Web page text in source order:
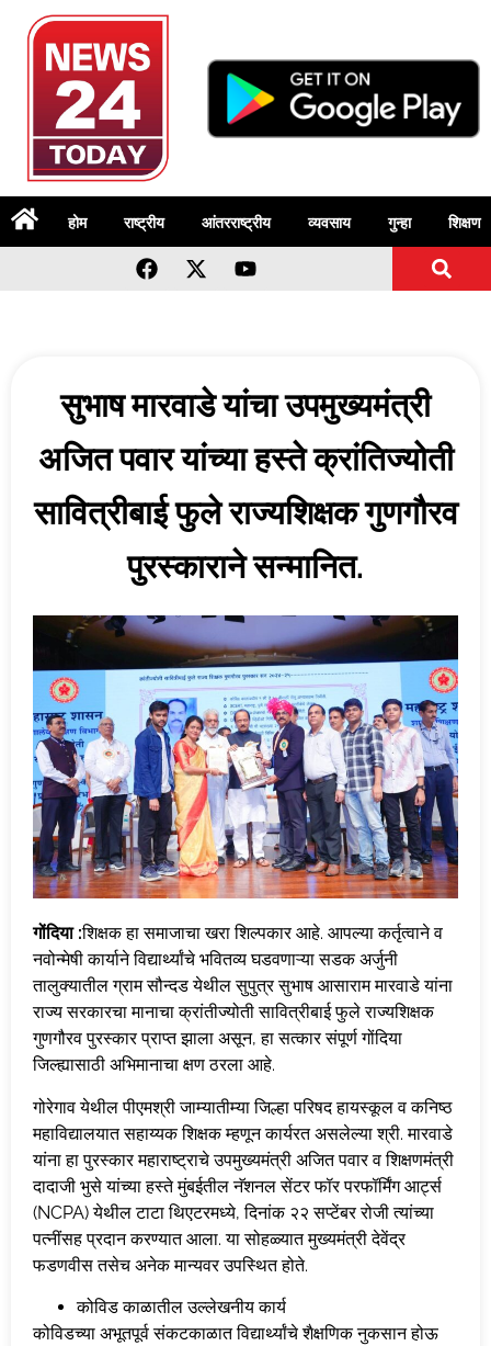
होम राष्ट्रीय आंतरराष्ट्रीय व्यवसाय गुन्हा शिक्षण
सुभाष मारवाडे यांचा उपमुख्यमंत्री
अजित पवार यांच्या हस्ते क्रांतिज्योती
सावित्रीबाई फुले राज्यशिक्षक गुणगौरव
पुरस्काराने सन्मानित.
गोंदिया :शिक्षक हा समाजाचा खरा शिल्पकार आहे. आपल्या कर्तृत्वाने व
नवोन्मेषी कार्याने विद्यार्थ्यांचे भवितव्य घडवणाऱ्या सडक अर्जुनी
तालुक्यातील ग्राम सौन्दड येथील सुपुत्र सुभाष आसाराम मारवाडे यांना
राज्य सरकारचा मानाचा क्रांतीज्योती सावित्रीबाई फुले राज्यशिक्षक
गुणगौरव पुरस्कार प्राप्त झाला असून, हा सत्कार संपूर्ण गोंदिया
जिल्ह्यासाठी अभिमानाचा क्षण ठरला आहे.
गोरेगाव येथील पीएमश्री जाम्यातीम्या जिल्हा परिषद हायस्कूल व कनिष्ठ
महाविद्यालयात सहाय्यक शिक्षक म्हणून कार्यरत असलेल्या श्री. मारवाडे
यांना हा पुरस्कार महाराष्ट्राचे उपमुख्यमंत्री अजित पवार व शिक्षणमंत्री
दादाजी भुसे यांच्या हस्ते मुंबईतील नॅशनल सेंटर फॉर परफॉर्मिंग आर्ट्स
(NCPA) येथील टाटा थिएटरमध्ये, दिनांक २२ सप्टेंबर रोजी त्यांच्या
पत्नींसह प्रदान करण्यात आला. या सोहळ्यात मुख्यमंत्री देवेंद्र
फडणवीस तसेच अनेक मान्यवर उपस्थित होते.
कोविड काळातील उल्लेखनीय कार्य
कोविडच्या अभूतपूर्व संकटकाळात विद्यार्थ्यांचे शैक्षणिक नुकसान होऊ